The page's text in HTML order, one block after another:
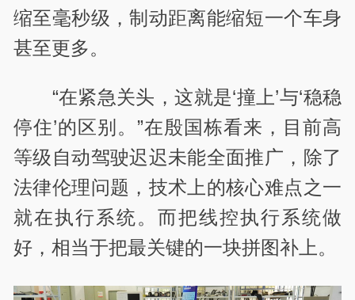
缩至毫秒级，制动距离能缩短一个车身
甚至更多。
“在紧急关头，这就是‘撞上’与‘稳稳
停住’的区别。”在殷国栋看来，目前高
等级自动驾驶迟迟未能全面推广，除了
法律伦理问题，技术上的核心难点之一
就在执行系统。而把线控执行系统做
好，相当于把最关键的一块拼图补上。